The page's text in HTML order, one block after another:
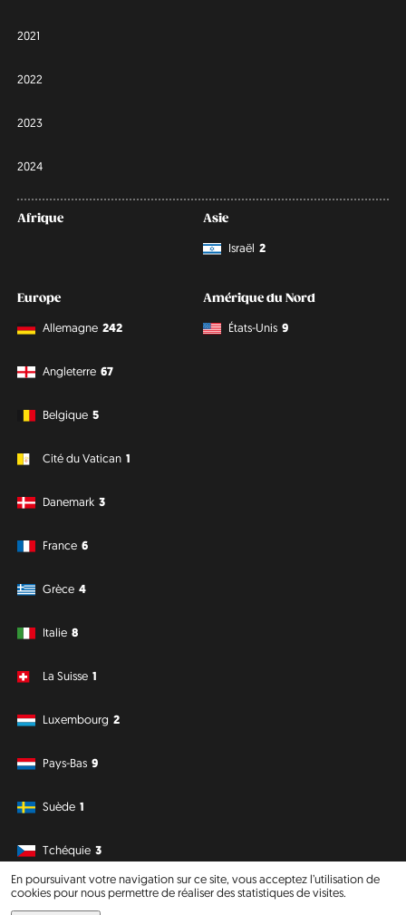
En poursuivant votre navigation sur ce site, vous acceptez l’utilisation de
cookies pour nous permettre de réaliser des statistiques de visites.
2021
2022
2023
2024
Afrique
Asie
Israël 2
Europe
Allemagne 242
Angleterre 67
Belgique 5
Cité du Vatican 1
Danemark 3
France 6
Grèce 4
Italie 8
La Suisse 1
Luxembourg 2
Pays-Bas 9
Suède 1
Tchéquie 3
Amérique du Nord
États-Unis 9
Amérique du Sud Océanie